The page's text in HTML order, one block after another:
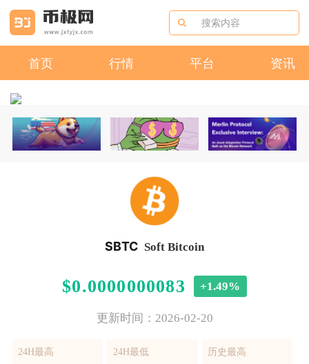
首页 行情 平台 资讯
SBTC Soft Bitcoin
$0.0000000083 +1.49%
更新时间：2026-02-20
24H最高
24H最低
历史最高